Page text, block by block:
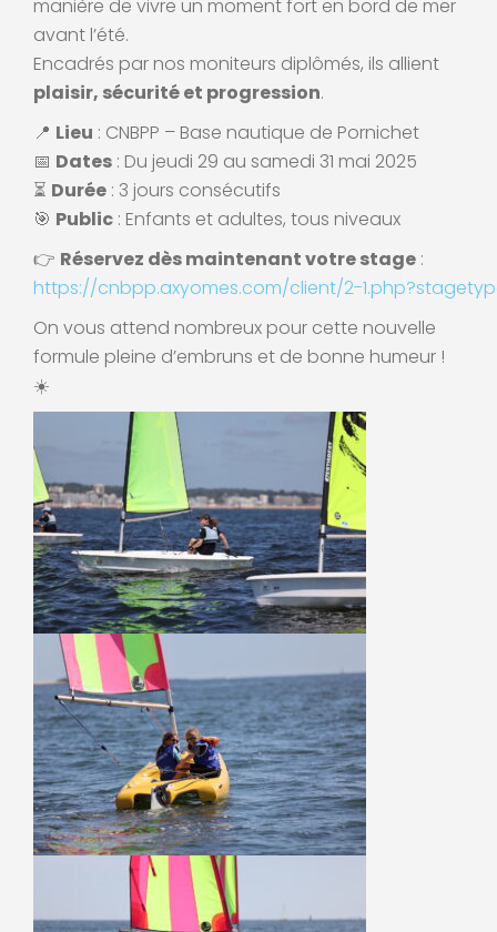
manière de vivre un moment fort en bord de mer
avant l’été.
Encadrés par nos moniteurs diplômés, ils allient
plaisir, sécurité et progression.
📍 Lieu : CNBPP – Base nautique de Pornichet
📅 Dates : Du jeudi 29 au samedi 31 mai 2025
⏳ Durée : 3 jours consécutifs
🎯 Public : Enfants et adultes, tous niveaux
👉 Réservez dès maintenant votre stage :
https://cnbpp.axyomes.com/client/2-
On vous attend nombreux pour cette nouvelle
formule pleine d’embruns et de bonne humeur !
☀️